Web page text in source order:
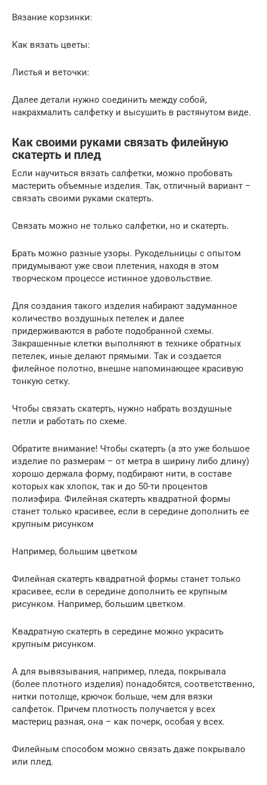
Вязание корзинки:
Как вязать цветы:
Листья и веточки:
Далее детали нужно соединить между собой,
накрахмалить салфетку и высушить в растянутом виде.
Как своими руками связать филейную
скатерть и плед
Если научиться вязать салфетки, можно пробовать
мастерить объемные изделия. Так, отличный вариант –
связать своими руками скатерть.
Связать можно не только салфетки, но и скатерть.
Брать можно разные узоры. Рукодельницы с опытом
придумывают уже свои плетения, находя в этом
творческом процессе истинное удовольствие.
Для создания такого изделия набирают задуманное
количество воздушных петелек и далее
придерживаются в работе подобранной схемы.
Закрашенные клетки выполняют в технике обратных
петелек, иные делают прямыми. Так и создается
филейное полотно, внешне напоминающее красивую
тонкую сетку.
Чтобы связать скатерть, нужно набрать воздушные
петли и работать по схеме.
Обратите внимание! Чтобы скатерть (а это уже большое
изделие по размерам – от метра в ширину либо длину)
хорошо держала форму, подбирают нити, в составе
которых как хлопок, так и до 50-ти процентов
полиэфира. Филейная скатерть квадратной формы
станет только красивее, если в середине дополнить ее
крупным рисунком
Например, большим цветком
Филейная скатерть квадратной формы станет только
красивее, если в середине дополнить ее крупным
рисунком. Например, большим цветком.
Квадратную скатерть в середине можно украсить
крупным рисунком.
А для вывязывания, например, пледа, покрывала
(более плотного изделия) понадобятся, соответственно,
нитки потолще, крючок больше, чем для вязки
салфеток. Причем плотность получается у всех
мастериц разная, она – как почерк, особая у всех.
Филейным способом можно связать даже покрывало
или плед.